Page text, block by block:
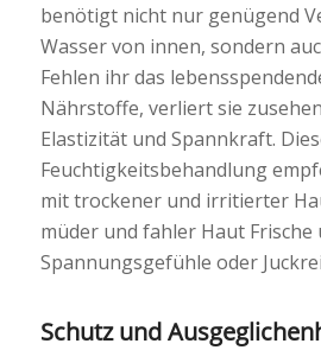
benötigt nicht nur genügend
Wasser von innen, sondern
Fehlen ihr das
Nährstoffe, verliert sie
Elastizität und Spannkraft.
Feuchtigkeitsbehandlung
mit trockener und irritierter
müder und fahler Haut Frische
Spannungsgefühle oder
Schutz und